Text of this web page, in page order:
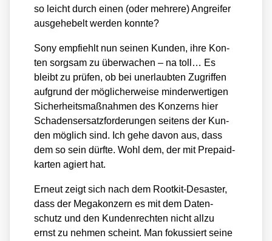
so leicht durch einen (oder meh­re­re) Angrei­fer
aus­ge­he­belt wer­den konn­te?
Sony emp­fiehlt nun sei­nen Kun­den, ihre Kon­
ten sorg­sam zu über­wa­chen – na toll… Es
bleibt zu prü­fen, ob bei uner­laub­ten Zugrif­fen
auf­grund der mög­li­cher­wei­se min­der­wer­ti­gen
Sicher­heits­maß­nah­men des Kon­zerns hier
Scha­dens­er­satz­for­de­run­gen sei­tens der Kun­
den mög­lich sind. Ich gehe davon aus, dass
dem so sein dürf­te. Wohl dem, der mit Pre­paid­
kar­ten agiert hat.
Erneut zeigt sich nach dem Root­kit-Desas­ter,
dass der Mega­kon­zern es mit dem Daten­
schutz und den Kun­den­rech­ten nicht all­zu
ernst zu neh­men scheint. Man fokus­siert sei­ne